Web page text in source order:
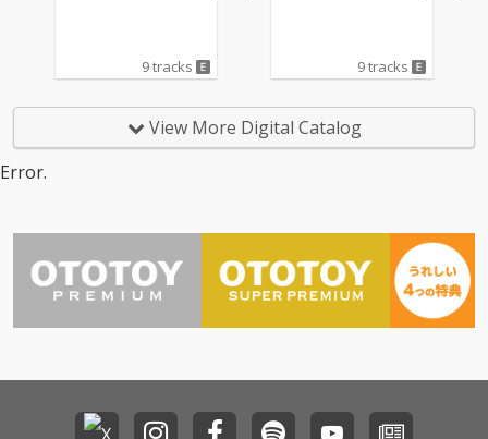
9 tracks 9 tracks
View More Digital Catalog
Error.